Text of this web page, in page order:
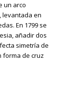
un arco
levantada en
En 1799 se
añadir dos
simetría de
forma de cruz